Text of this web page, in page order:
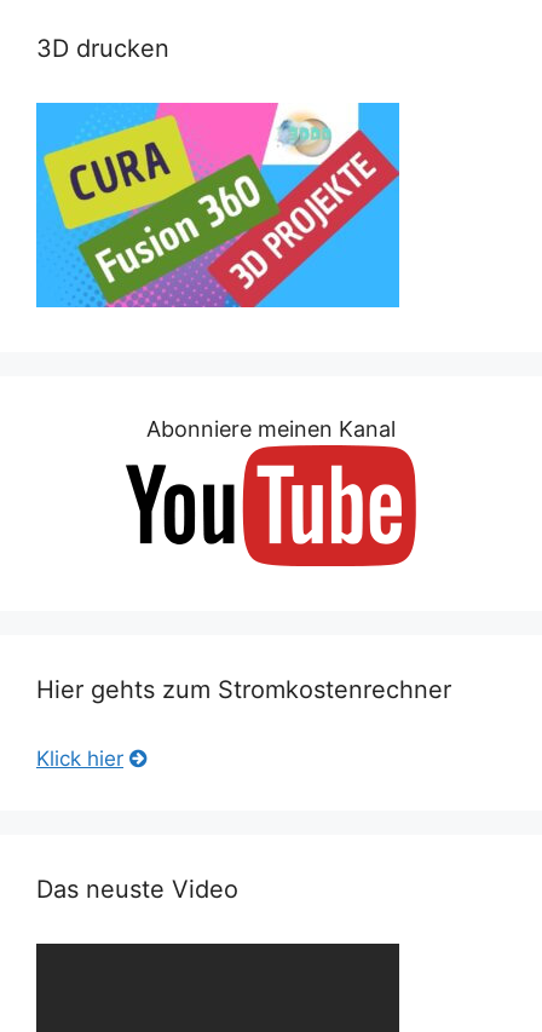
3D drucken
Abonniere meinen Kanal
Hier gehts zum Stromkostenrechner
Klick hier
Das neuste Video